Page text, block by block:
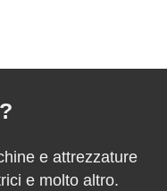
e attrezzature
e molto altro.